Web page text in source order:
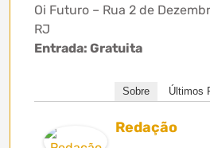
Oi Futuro – Rua 2 de
RJ
Entrada: Gratuita
Sobre Últimos
Redação